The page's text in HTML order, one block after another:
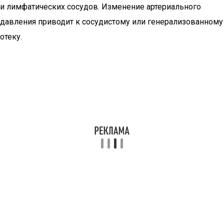
и лимфатических сосудов. Изменение артериального
давления приводит к сосудистому или генерализованному
отеку.